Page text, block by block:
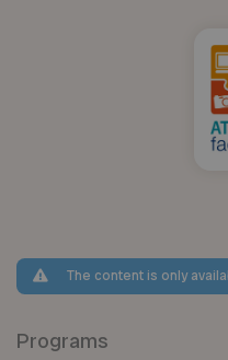
The content is only
Programs